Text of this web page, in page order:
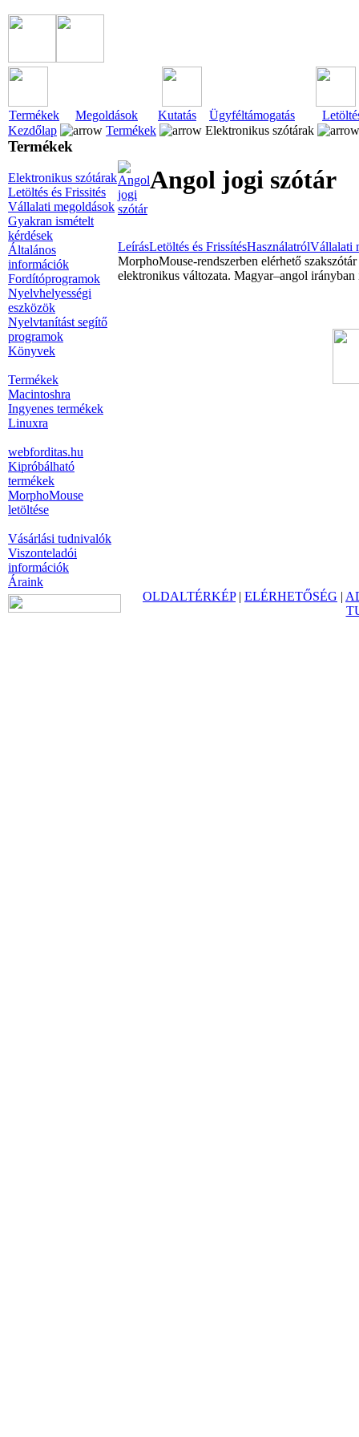
Termékek Megoldások Kutatás Ügyféltámogatás
Kezdőlap
Termékek Elektronikus szótárak
Termékek
Elektronikus szótárak
Letöltés és Frissités
Vállalati megoldások
Gyakran ismételt
kérdések
Általános
információk
Fordítóprogramok
Nyelvhelyességi
eszközök
Nyelvtanítást segítő
programok
Könyvek
Termékek
Macintoshra
Ingyenes termékek
Linuxra
webforditas.hu
Kipróbálható
termékek
MorphoMouse
letöltése
Vásárlási tudnivalók
Viszonteladói
információk
Áraink
Angol jogi szótár
LeírásLetöltés és FrissítésHasználatrólVállalati
MorphoMouse-rendszerben elérhető
elektronikus változata. Magyar–angol irányban
OLDALTÉRKÉP| ELÉRHETŐSÉG |